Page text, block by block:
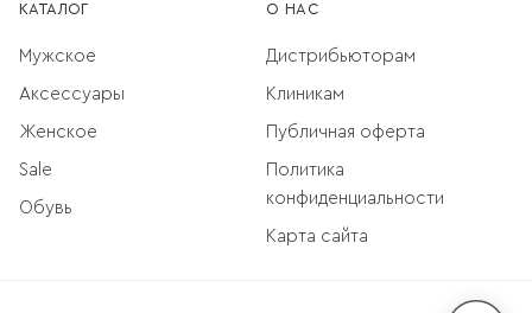
КАТАЛОГ
Мужское
Аксессуары
Женское
Sale
Обувь
О НАС
Дистрибьюторам
Клиникам
Публичная оферта
Политика
конфиденциальности
Карта сайта